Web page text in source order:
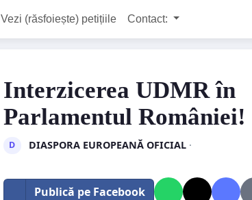
Vezi (răsfoiește) petițiile Contact:
Interzicerea UDMR în
Parlamentul României!
D DIASPORA EUROPEANĂ OFICIAL·
Publică pe Facebook